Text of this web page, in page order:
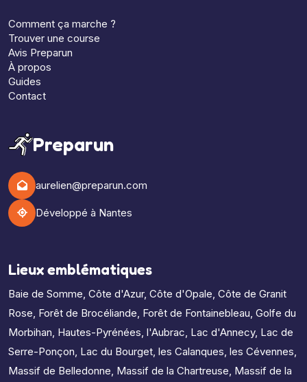
Comment ça marche ?
Trouver une course
Avis Preparun
À propos
Guides
Contact
Preparun
aurelien@preparun.com
Développé à Nantes
Lieux emblématiques
Baie de Somme, Côte d'Azur, Côte d'Opale, Côte de Granit
Rose, Forêt de Brocéliande, Forêt de Fontainebleau, Golfe du
Morbihan, Hautes-Pyrénées, l'Aubrac, Lac d'Annecy, Lac de
Serre-Ponçon, Lac du Bourget, les Calanques, les Cévennes,
Massif de Belledonne, Massif de la Chartreuse, Massif de la